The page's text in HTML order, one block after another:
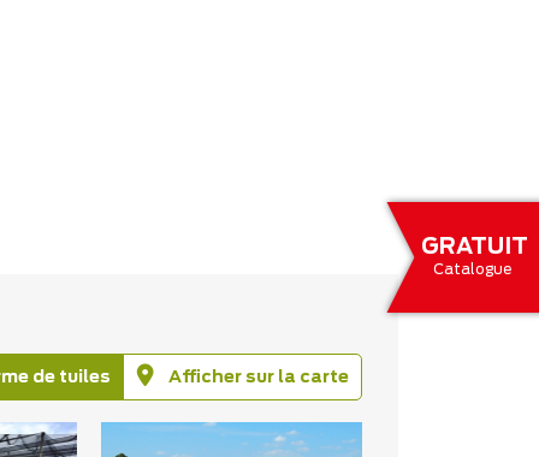
GRATUIT
Catalogue
de tuiles Afficher sur la carte